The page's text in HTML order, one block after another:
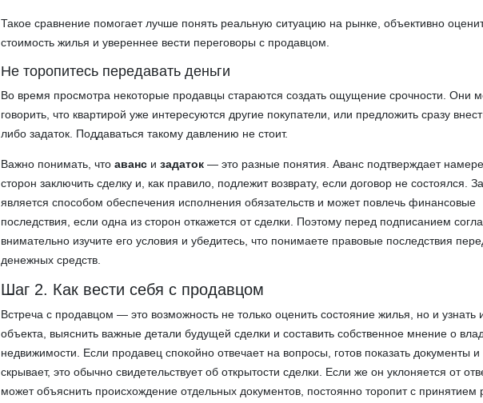
Такое сравнение помогает лучше понять реальную ситуацию на рынке, объективно
стоимость жилья и увереннее вести переговоры с продавцом.
Не торопитесь передавать деньги
Во время просмотра некоторые продавцы стараются создать ощущение срочности. Они
говорить, что квартирой уже интересуются другие покупатели, или предложить сразу
либо задаток. Поддаваться такому давлению не стоит.
Важно понимать, чтоаванс изадаток — это разные понятия. Аванс подтверждает
сторон заключить сделку и, как правило, подлежит возврату, если договор не состоялся.
является способом обеспечения исполнения обязательств и может повлечь финансовые
последствия, если одна из сторон откажется от сделки. Поэтому перед подписанием
внимательно изучите его условия и убедитесь, что понимаете правовые последствия
денежных средств.
Шаг 2. Как вести себя с продавцом
Встреча с продавцом — это возможность не только оценить состояние жилья, но и узнать
объекта, выяснить важные детали будущей сделки и составить собственное мнение о
недвижимости. Если продавец спокойно отвечает на вопросы, готов показать документы и
скрывает, это обычно свидетельствует об открытости сделки. Если же он уклоняется от
может объяснить происхождение отдельных документов, постоянно торопит с